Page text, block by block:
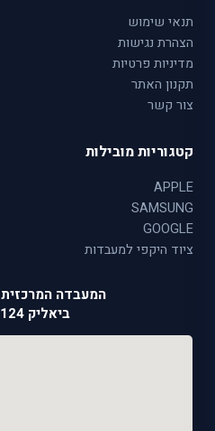
תנאי שימוש
הצהרת נגישות
מדיניות פרטיות
תקנון האתר
צור קשר
קטגוריות מובילות
APPLE
SAMSUNG
GOOGLE
ציוד היקפי למעבדות
המעבדה המרכזית TAS ISRAEL
ביאליק 124 רמת גן